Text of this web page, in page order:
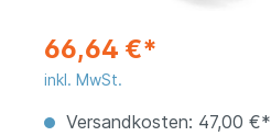
66,64 €*
inkl. MwSt.
Versandkosten: 47,00 €*